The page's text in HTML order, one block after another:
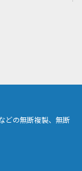
どの無断複製、無断